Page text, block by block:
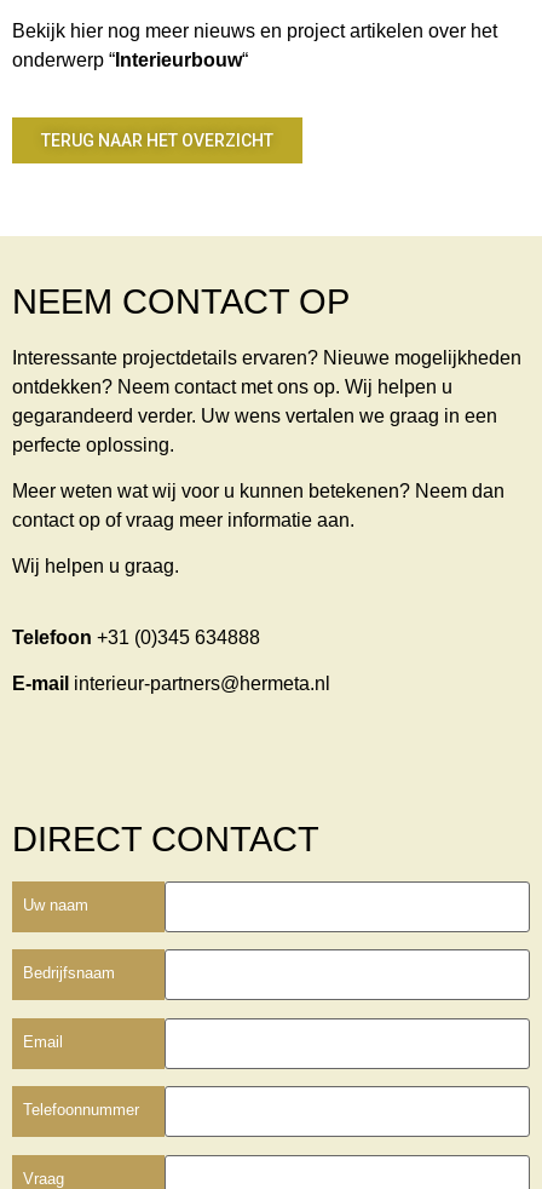
Bekijk hier nog meer nieuws en project artikelen over het
onderwerp “ Interieurbouw“
TERUG NAAR HET OVERZICHT
NEEM CONTACT OP
Interessante projectdetails ervaren? Nieuwe mogelijkheden
ontdekken? Neem contact met ons op. Wij helpen u
gegarandeerd verder. Uw wens vertalen we graag in een
perfecte oplossing.
Meer weten wat wij voor u kunnen betekenen? Neem dan
contact op of vraag meer informatie aan.
Wij helpen u graag.
Telefoon +31 (0)345 634888
E-mail interieur-partners@hermeta.nl
DIRECT CONTACT
Uw naam
Bedrijfsnaam
Email
Telefoonnummer
Vraag